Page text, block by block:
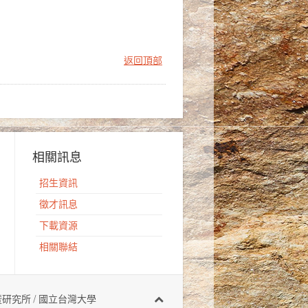
返回頂部
相關訊息
招生資訊
徵才訊息
下載資源
相關聯結
研究所 / 國立台灣大學